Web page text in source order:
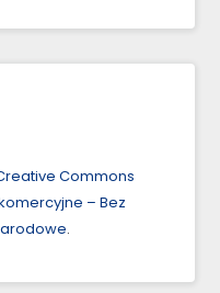
Commons
– Bez
.